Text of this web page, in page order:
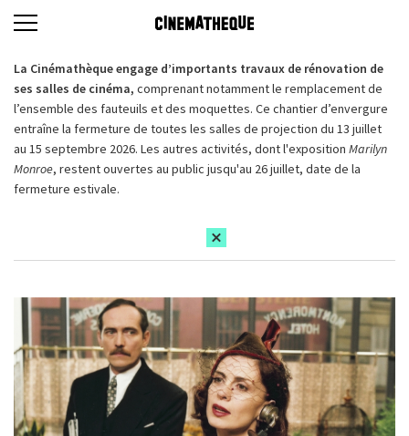
La Cinémathèque engage d’importants travaux de rénovation de
ses salles de cinéma, comprenant notamment le remplacement de
l’ensemble des fauteuils et des moquettes. Ce chantier d’envergure
entraîne la fermeture de toutes les salles de projection du 13 juillet
au 15 septembre 2026. Les autres activités, dont l'exposition Marilyn
Monroe, restent ouvertes au public jusqu'au 26 juillet, date de la
fermeture estivale.